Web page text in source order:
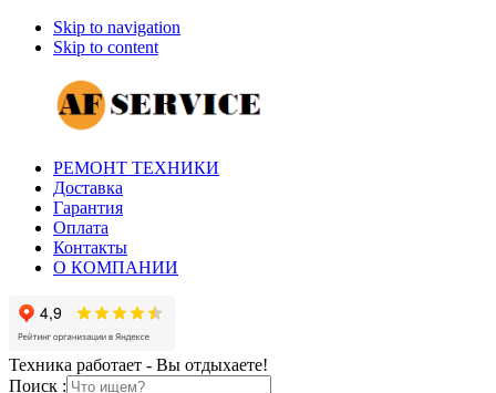
Skip to navigation
Skip to content
РЕМОНТ ТЕХНИКИ
Доставка
Гарантия
Оплата
Контакты
О КОМПАНИИ
Техника работает - Вы отдыхаете!
Поиск :